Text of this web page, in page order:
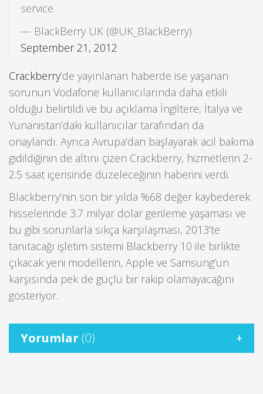
service.
— BlackBerry UK (@UK_BlackBerry)
September 21, 2012
Crackberry‘de yayınlanan haberde ise yaşanan
sorunun Vodafone kullanıcılarında daha etkili
olduğu belirtildi ve bu açıklama İngiltere, İtalya ve
Yunanistan’daki kullanıcılar tarafından da
onaylandı. Ayrıca Avrupa’dan başlayarak acil bakıma
gidildiğinin de altını çizen Crackberry, hizmetlerin 2-
2.5 saat içerisinde düzeleceğinin haberini verdi.
Blackberry’nin son bir yılda %68 değer kaybederek
hisselerinde 3.7 milyar dolar gerileme yaşaması ve
bu gibi sorunlarla sıkça karşılaşması, 2013’te
tanıtacağı işletim sistemi Blackberry 10 ile birlikte
çıkacak yeni modellerin, Apple ve Samsung’un
karşısında pek de güçlü bir rakip olamayacağını
gösteriyor.
Yorumlar (0)